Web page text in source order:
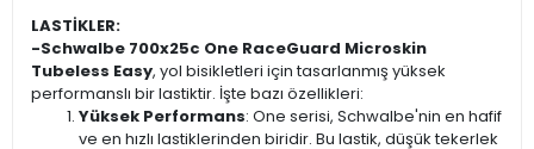
LASTİKLER:
-Schwalbe 700x25c One RaceGuard Microskin
Tubeless Easy, yol bisikletleri için tasarlanmış yüksek
performanslı bir lastiktir. İşte bazı özellikleri:
Yüksek Performans: One serisi, Schwalbe'nin en hafif
ve en hızlı lastiklerinden biridir. Bu lastik, düşük tekerlek